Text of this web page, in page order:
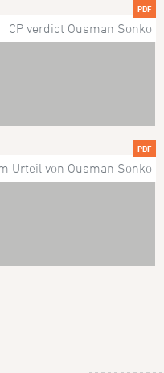
PDF
CP verdict Ousman Sonko
PDF
Urteil von Ousman Sonko